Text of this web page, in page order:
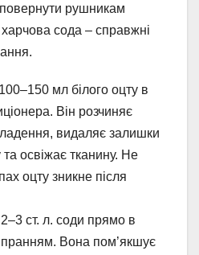
рушникам
харчова сода – справжні
мл білого оцту в
Він розчиняє
видаляє залишки
освіжає тканину. Не
оцту зникне після
ст. л. соди прямо в
Вона пом’якшує